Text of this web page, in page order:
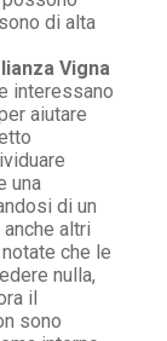
di alta
Vigna
interessano
aiutare
una
di un
altri
che le
nulla,
il
sono